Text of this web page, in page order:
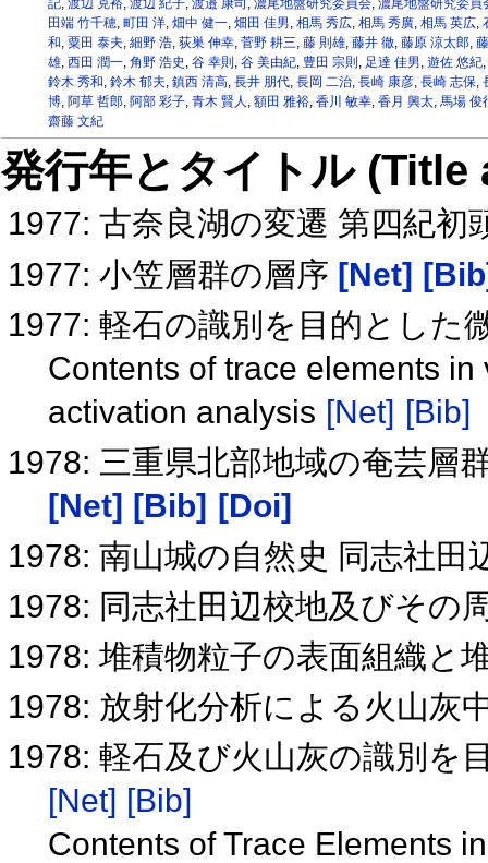
記, 渡辺 克裕, 渡辺 紀子, 渡邉 康司 , 濃尾地盤研究委員会, 濃尾地盤研究委員
田端 竹千穂, 町田 洋, 畑中 健一, 畑田 佳男, 相馬 秀広, 相馬 秀廣, 相馬 英広,
和, 粟田 泰夫, 細野 浩, 荻巣 伸幸, 菅野 耕三, 藤 則雄, 藤井 徹, 藤原 涼太郎,
雄, 西田 潤一, 角野 浩史 , 谷 幸則, 谷 美由紀, 豊田 宗則, 足達 佳男, 遊佐 悠紀,
鈴木 秀和, 鈴木 郁夫, 鎮西 清高, 長井 朋代, 長岡 二治, 長崎 康彦, 長崎 志保,
博, 阿草 哲郎, 阿部 彩子, 青木 賢人 , 額田 雅裕, 香川 敏幸, 香月 興太, 馬場 俊
齋藤 文紀
発行年とタイトル
1977: 古奈良湖の変遷 第四紀初
1977: 小笠層群の層序 [Net]
1977: 軽石の識別を目的とした
Contents of trace elements
activation analysis [Net] [Bib]
1978: 三重県北部地域の奄芸層
[Net] [Bib] [Doi]
1978: 南山城の自然史 同志社田
1978: 同志社田辺校地及びその
1978: 堆積物粒子の表面組織と
1978: 放射化分析による火山灰
1978: 軽石及び火山灰の識別を
[Net] [Bib]
Contents of Trace Elements